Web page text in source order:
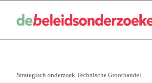
Strategisch onderzoek Technische Groothandel